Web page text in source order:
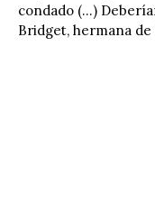
condado (…)
Bridget, hermana